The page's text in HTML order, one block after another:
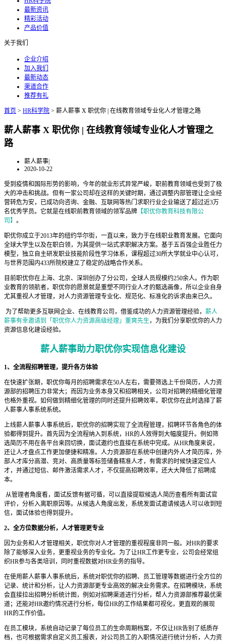
最新资讯
精彩活动
产品价值
关于我们
企业介绍
加入我们
最新动态
渠道合作
推荐有礼
首页 > HR科学院 > 薪人薪事 X 职优你 | 在线教育领域专业化人才管理之路
薪人薪事 X 职优你 | 在线教育领域专业化人才管理之
路
薪人薪事|
2020-10-22
受到疫情和国际形势的影响，今年的就业形式异常严峻，职前教育领域也受到了极
大的冲击和挑战。但有一家公司却在这样的关键时期，通过调整内部管理让企业经
营转危为安，已成功向咨询、金融、互联网等热门求职行业企业输送了超过近3万
名优秀学员。它就是在线职前教育领域的领军品牌 【职优你教育科技有限公
司】 。
职优你成立于2013年的纽约华尔街，一直以来，致力于在线职业教育发展。它面向
全球大学生以及在职白领，为其提供一站式求职解决方案。基于五百强企业胜任力
模型，独立自主研发职业技能阶段性学习体系，课程超过30所大学就业中心认可，
与世界范围内433所院校建立了稳定的战略合作关系。
目前职优你在上海、北京、深圳创办了分公司，全球人员规模约250余人。作为职
业教育的领航者，职优你的愿景就是重塑不同行业人才的甄选画像，所以企业自身
尤其重视人才管理，对人力资源管理专业化、规范化、标准化的诉求由来已久。
为了帮助更多互联网企业、在线教育公司，借鉴成功的人力资源管理经验， 薪人
薪事有幸邀请到「职优你人力资源高级经理」董爽先生 ，为我们分享职优你的人力
资源信息化建设经验。
薪人薪事助力职优你实现信息化建设
1、全流程招聘管理，提升各方体验
在快速扩张期，职优你每月的招聘需求在50人左右，需要筛选上千份简历，人力资
源部的招聘压力非常大；而因为业务本身又和招聘相关，公司对招聘的精细化管理
也格外重视。如何做到精细化管理的同时还提升招聘效率，职优你在此时选择了薪
人薪事人事系统系统。
上线薪人薪事人事系统后，职优你的招聘实现了全流程管理，招聘环节各角色的体
验都得到提升。首先因为全流程纳入到系统，HR的人效得到大幅度提升。例如筛
选简历不用在各平台来回切换，面试邀约也直接在系统中完成。从HR角度来说，
还让人才盘点工作更加便捷和精准。人力资源部在系统中创建内外人才简历库，外
部人才库分高潜、竞对、高质量等标签储备精准人才，有需求的时候快速定位人
才，并通过短信、邮件激活需求人才，不仅提高招聘效率，还大大降低了招聘成
本。
从管理者角度看，面试反馈有据可循，可以直接提取候选人简历查看所有面试官
评价，分析入离职原因等。从候选人角度出发，系统发面试邀请候选人可以收到短
信，面试体验也得到提升。
2、全方位数据分析，人才管理更专业
因为业务和人才管理相关，职优你对人才管理的重视程度非同一般。对HR的要求
除了能够深入业务，更重视业务的专业化。为了让HR工作更专业，公司会经常组
织HR参与各类培训，同时重视数据对HR业务的指导。
在使用薪人薪事人事系统后，系统对职优你的招聘、员工管理等数据进行全方位的
记录、统计和分析，让人力资源部更专业高效的解决业务需求。在招聘模块，系统
会直接拉出招聘分析统计图，例如对招聘渠道进行分析，帮人力资源部推荐最优渠
道；还能对HR邀约情况进行分析，每位HR的工作结果都可视化，更直观的展现
HR的工作价值。
在员工模块，系统自动记录了每位员工的生命周期档案，不仅让HR告别了纸质存
档，也可根据需求自定义员工报表，对公司员工的入职情况进行统计分析，人力资